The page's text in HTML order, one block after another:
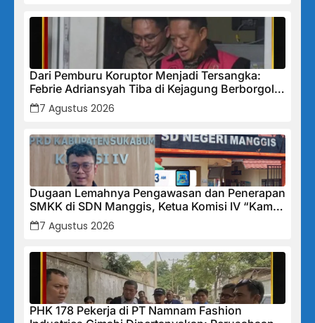
Dari Pemburu Koruptor Menjadi Tersangka:
Febrie Adriansyah Tiba di Kejagung Berborgol,
Bawa Map Biru dan Senyum Penuh Teka-teki
7 Agustus 2026
Dugaan Lemahnya Pengawasan dan Penerapan
SMKK di SDN Manggis, Ketua Komisi IV “Kami
Tidak Akan Segan Menindak”
7 Agustus 2026
PHK 178 Pekerja di PT Namnam Fashion